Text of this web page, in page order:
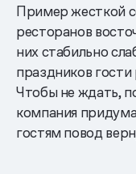
Пример жесткой
ресторанов
них стабильно
праздников
Чтобы не ждать,
компания
гостям повод